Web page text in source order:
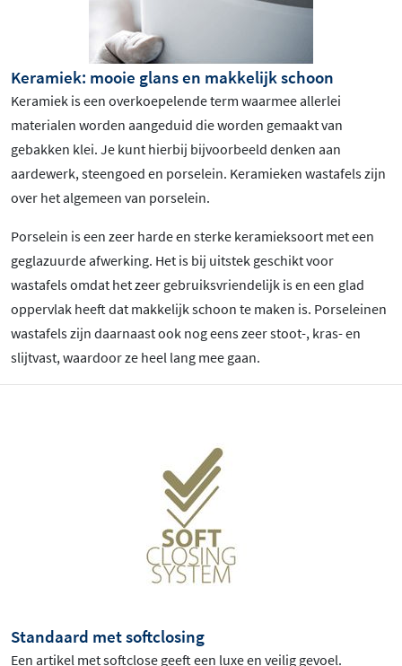
Keramiek: mooie glans en makkelijk schoon
Keramiek is een overkoepelende term waarmee allerlei
materialen worden aangeduid die worden gemaakt van
gebakken klei. Je kunt hierbij bijvoorbeeld denken aan
aardewerk, steengoed en porselein. Keramieken wastafels zijn
over het algemeen van porselein.
Porselein is een zeer harde en sterke keramieksoort met een
geglazuurde afwerking. Het is bij uitstek geschikt voor
wastafels omdat het zeer gebruiksvriendelijk is en een glad
oppervlak heeft dat makkelijk schoon te maken is. Porseleinen
wastafels zijn daarnaast ook nog eens zeer stoot-, kras- en
slijtvast, waardoor ze heel lang mee gaan.
Standaard met softclosing
Een artikel met softclose geeft een luxe en veilig gevoel.